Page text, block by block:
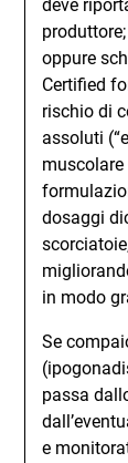
deve
oppure
Certified
rischio di
assoluti
muscolare
dosaggi
in modo
Se
passa
e